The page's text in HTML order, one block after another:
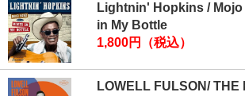
Lightnin' Hopkins /
in My Bottle
1,800円（税込）
LOWELL FULSON/ THE